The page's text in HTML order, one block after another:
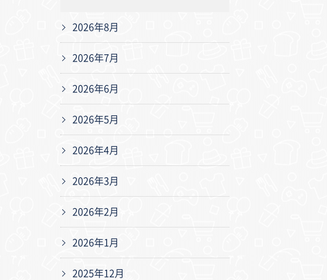
2026年8月
2026年7月
2026年6月
2026年5月
2026年4月
2026年3月
2026年2月
2026年1月
2025年12月